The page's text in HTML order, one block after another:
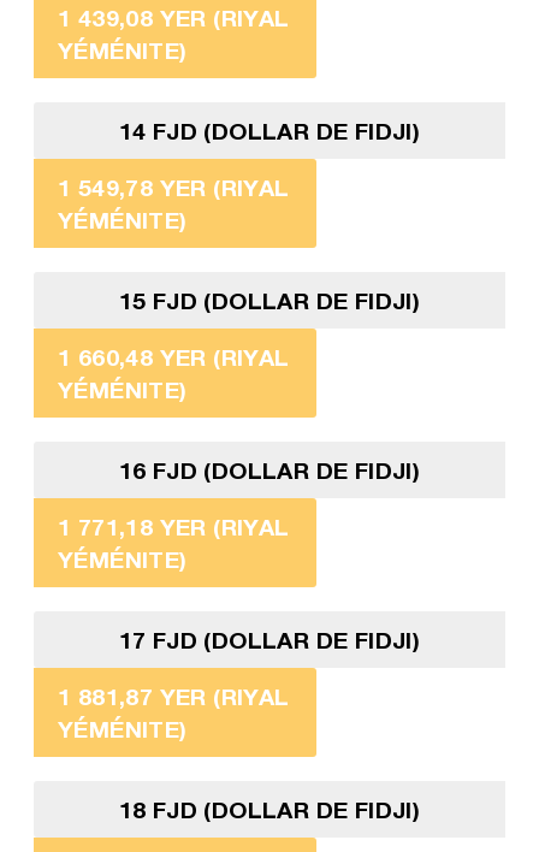
1 439,08 YER (RIYAL
YÉMÉNITE)
14 FJD (DOLLAR DE FIDJI)
1 549,78 YER (RIYAL
YÉMÉNITE)
15 FJD (DOLLAR DE FIDJI)
1 660,48 YER (RIYAL
YÉMÉNITE)
16 FJD (DOLLAR DE FIDJI)
1 771,18 YER (RIYAL
YÉMÉNITE)
17 FJD (DOLLAR DE FIDJI)
1 881,87 YER (RIYAL
YÉMÉNITE)
18 FJD (DOLLAR DE FIDJI)